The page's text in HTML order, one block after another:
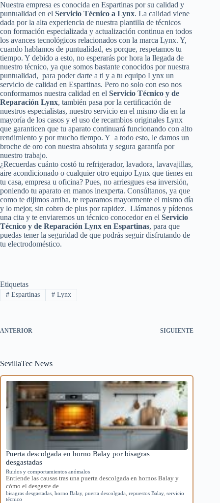
Nuestra empresa es conocida en Espartinas por su calidad y
puntualidad en el Servicio Técnico a Lynx. La calidad viene
dada por la alta experiencia de nuestra plantilla de técnicos
con formación especializada y actualización continua en todos
los avances tecnológicos relacionados con la marca Lynx. Y,
cuando hablamos de puntualidad, es porque, respetamos tu
tiempo. Y debido a esto, no esperarás por hora la llegada de
nuestro técnico, ya que somos bastante conocidos por nuestra
puntualidad, para poder darte a ti y a tu equipo Lynx un
servicio de calidad en Espartinas. Pero no solo con eso nos
conformamos nuestra calidad en el Servicio Técnico y de
Reparación Lynx, también pasa por la certificación de
nuestros especialistas, nuestro servicio en el mismo día en la
mayoría de los casos y el uso de recambios originales Lynx
que garanticen que tu aparato continuará funcionando con alto
rendimiento y por mucho tiempo. Y a todo esto, le damos un
broche de oro con nuestra absoluta y segura garantía por
nuestro trabajo.
¿Recuerdas cuánto costó tu refrigerador, lavadora, lavavajillas,
aire acondicionado o cualquier otro equipo Lynx que tienes en
tu casa, empresa u oficina? Pues, no arriesgues esa inversión,
poniendo tu aparato en manos inexperta. Consúltanos, ya que
como te dijimos arriba, te reparamos mayormente el mismo día
y lo mejor, sin cobro de plus por rapidez. Llámanos y pídenos
una cita y te enviaremos un técnico conocedor en el Servicio
Técnico y de Reparación Lynx en Espartinas, para que
puedas tener la seguridad de que podrás seguir disfrutando de
tu electrodoméstico.
Etiquetas
#Espartinas #Lynx
ANTERIOR SIGUIENTE
SevillaTec News
Puerta descolgada en horno Balay por bisagras
desgastadas
Ruidos y comportamientos anómalos
Entiende las causas tras una puerta descolgada en hornos Balay y
cómo el desgaste de…
bisagras desgastadas horno Balay, puerta descolgada repuestos Balay, servicio
técnico